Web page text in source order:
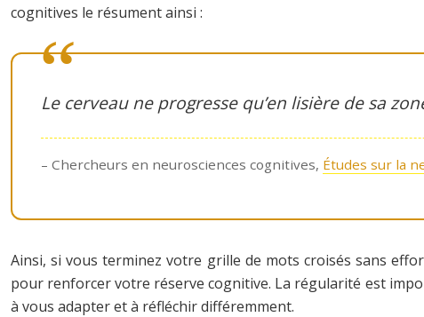
cognitives le résument ainsi :
Le cerveau ne progresse qu’en lisière de sa
– Chercheurs en neurosciences cognitives, Études sur la
Ainsi, si vous terminez votre grille de mots croisés sans
pour renforcer votre réserve cognitive. La régularité est
à vous adapter et à réfléchir différemment.